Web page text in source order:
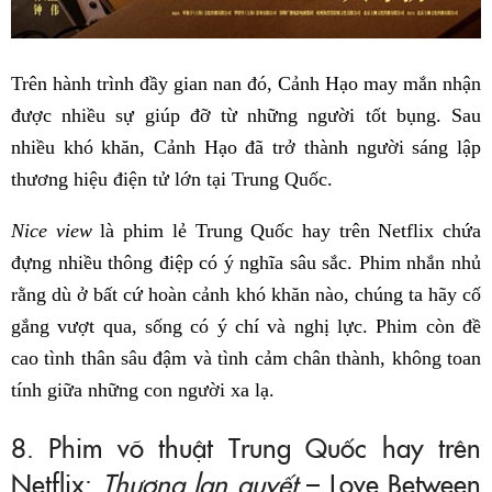
Trên hành trình đầy gian nan đó, Cảnh Hạo may mắn nhận
được nhiều sự giúp đỡ từ những người tốt bụng. Sau
nhiều khó khăn, Cảnh Hạo đã trở thành người sáng lập
thương hiệu điện tử lớn tại Trung Quốc.
Nice viewlà phim lẻ Trung Quốc hay trên Netflix chứa
đựng nhiều thông điệp có ý nghĩa sâu sắc. Phim nhắn nhủ
rằng dù ở bất cứ hoàn cảnh khó khăn nào, chúng ta hãy cố
gắng vượt qua, sống có ý chí và nghị lực. Phim còn đề
cao tình thân sâu đậm và tình cảm chân thành, không toan
tính giữa những con người xa lạ.
8. Phim võ thuật Trung Quốc hay trên
Netflix: Thương lan quyết– Love Between